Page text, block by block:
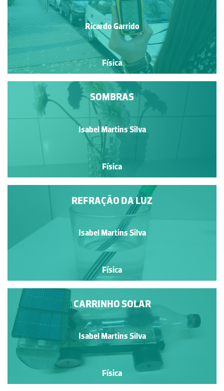
Ricardo Garrido
Física
SOMBRAS
Isabel Martins Silva
Física
REFRAÇÃO DA LUZ
Isabel Martins Silva
Física
CARRINHO SOLAR
Isabel Martins Silva
Física